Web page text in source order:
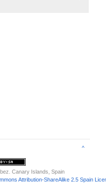
^
Canary Islands, Spain
Attribution-ShareAlike 2.5 Spain